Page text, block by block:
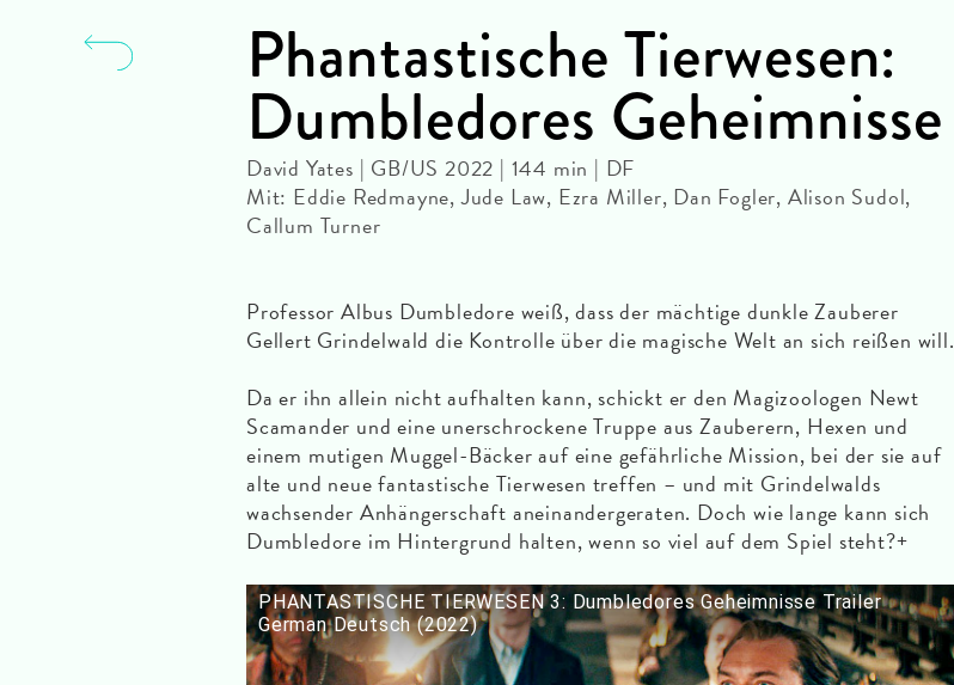
Phantastische Tierwesen:
Dumbledores Geheimnisse
David Yates | GB/US 2022 | 144 min | DF
Mit: Eddie Redmayne, Jude Law, Ezra Miller, Dan Fogler, Alison Sudol,
Callum Turner
Professor Albus Dumbledore weiß, dass der mächtige dunkle Zauberer
Gellert Grindelwald die Kontrolle über die magische Welt an sich reißen will.
Da er ihn allein nicht aufhalten kann, schickt er den Magizoologen Newt
Scamander und eine unerschrockene Truppe aus Zauberern, Hexen und
einem mutigen Muggel-Bäcker auf eine gefährliche Mission, bei der sie auf
alte und neue fantastische Tierwesen treffen – und mit Grindelwalds
wachsender Anhängerschaft aneinandergeraten. Doch wie lange kann sich
Dumbledore im Hintergrund halten, wenn so viel auf dem Spiel steht?+
PHANTASTISCHE TIERWESEN 3: Dumbledores Geheimnisse Trailer
German Deutsch (2022)